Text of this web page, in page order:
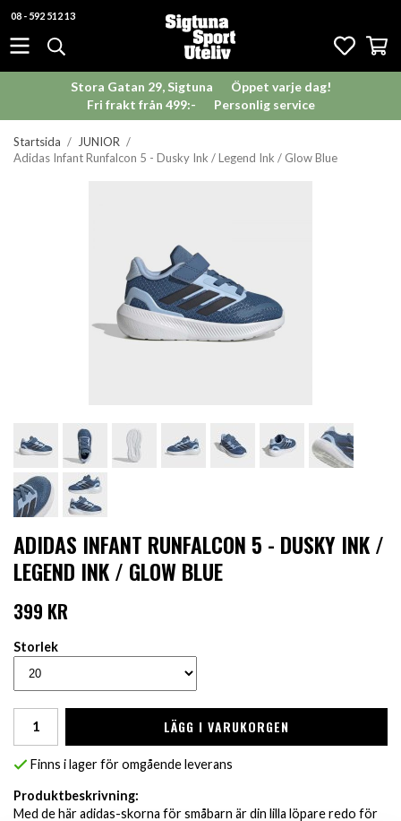
08 - 592 512 13
Stora Gatan 29, Sigtuna
Öppet varje dag!
Fri frakt från 499:-
Personlig service
Startsida / JUNIOR /
Adidas Infant Runfalcon 5 - Dusky Ink / Legend Ink / Glow Blue
ADIDAS INFANT RUNFALCON 5 - DUSKY INK /
LEGEND INK / GLOW BLUE
399 KR
Storlek
LÄGG I VARUKORGEN
Finns i lager för omgående leverans
Produktbeskrivning:
Med de här adidas-skorna för småbarn är din lilla löpare redo för